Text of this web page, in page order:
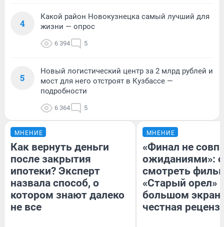
4
Какой район Новокузнецка самый лучший для
жизни — опрос
6 394 5
5
Новый логистический центр за 2 млрд рублей и
мост для него отстроят в Кузбассе —
подробности
6 364 5
МНЕНИЕ
Как вернуть деньги
после закрытия
ипотеки? Эксперт
назвала способ, о
котором знают далеко
не все
МНЕНИЕ
«Финал не
ожиданиями»:
смотреть
«Старый орел»
большом
честная